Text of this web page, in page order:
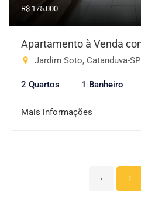
R$ 175.000
Apartamento à Venda
Jardim Soto, Catanduva-SP
2 Quartos 1 Banheiro
Mais informações
‹ 1